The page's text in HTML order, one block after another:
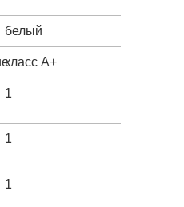
белый
класс A+
1
1
1